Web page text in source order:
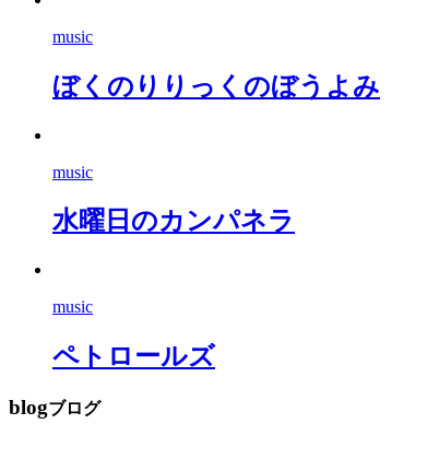
music
ぼくのりりっくのぼうよみ
music
水曜日のカンパネラ
music
ペトロールズ
blogブログ